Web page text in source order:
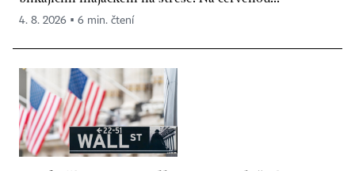
4. 8. 2026 ▪ 6 min. čtení